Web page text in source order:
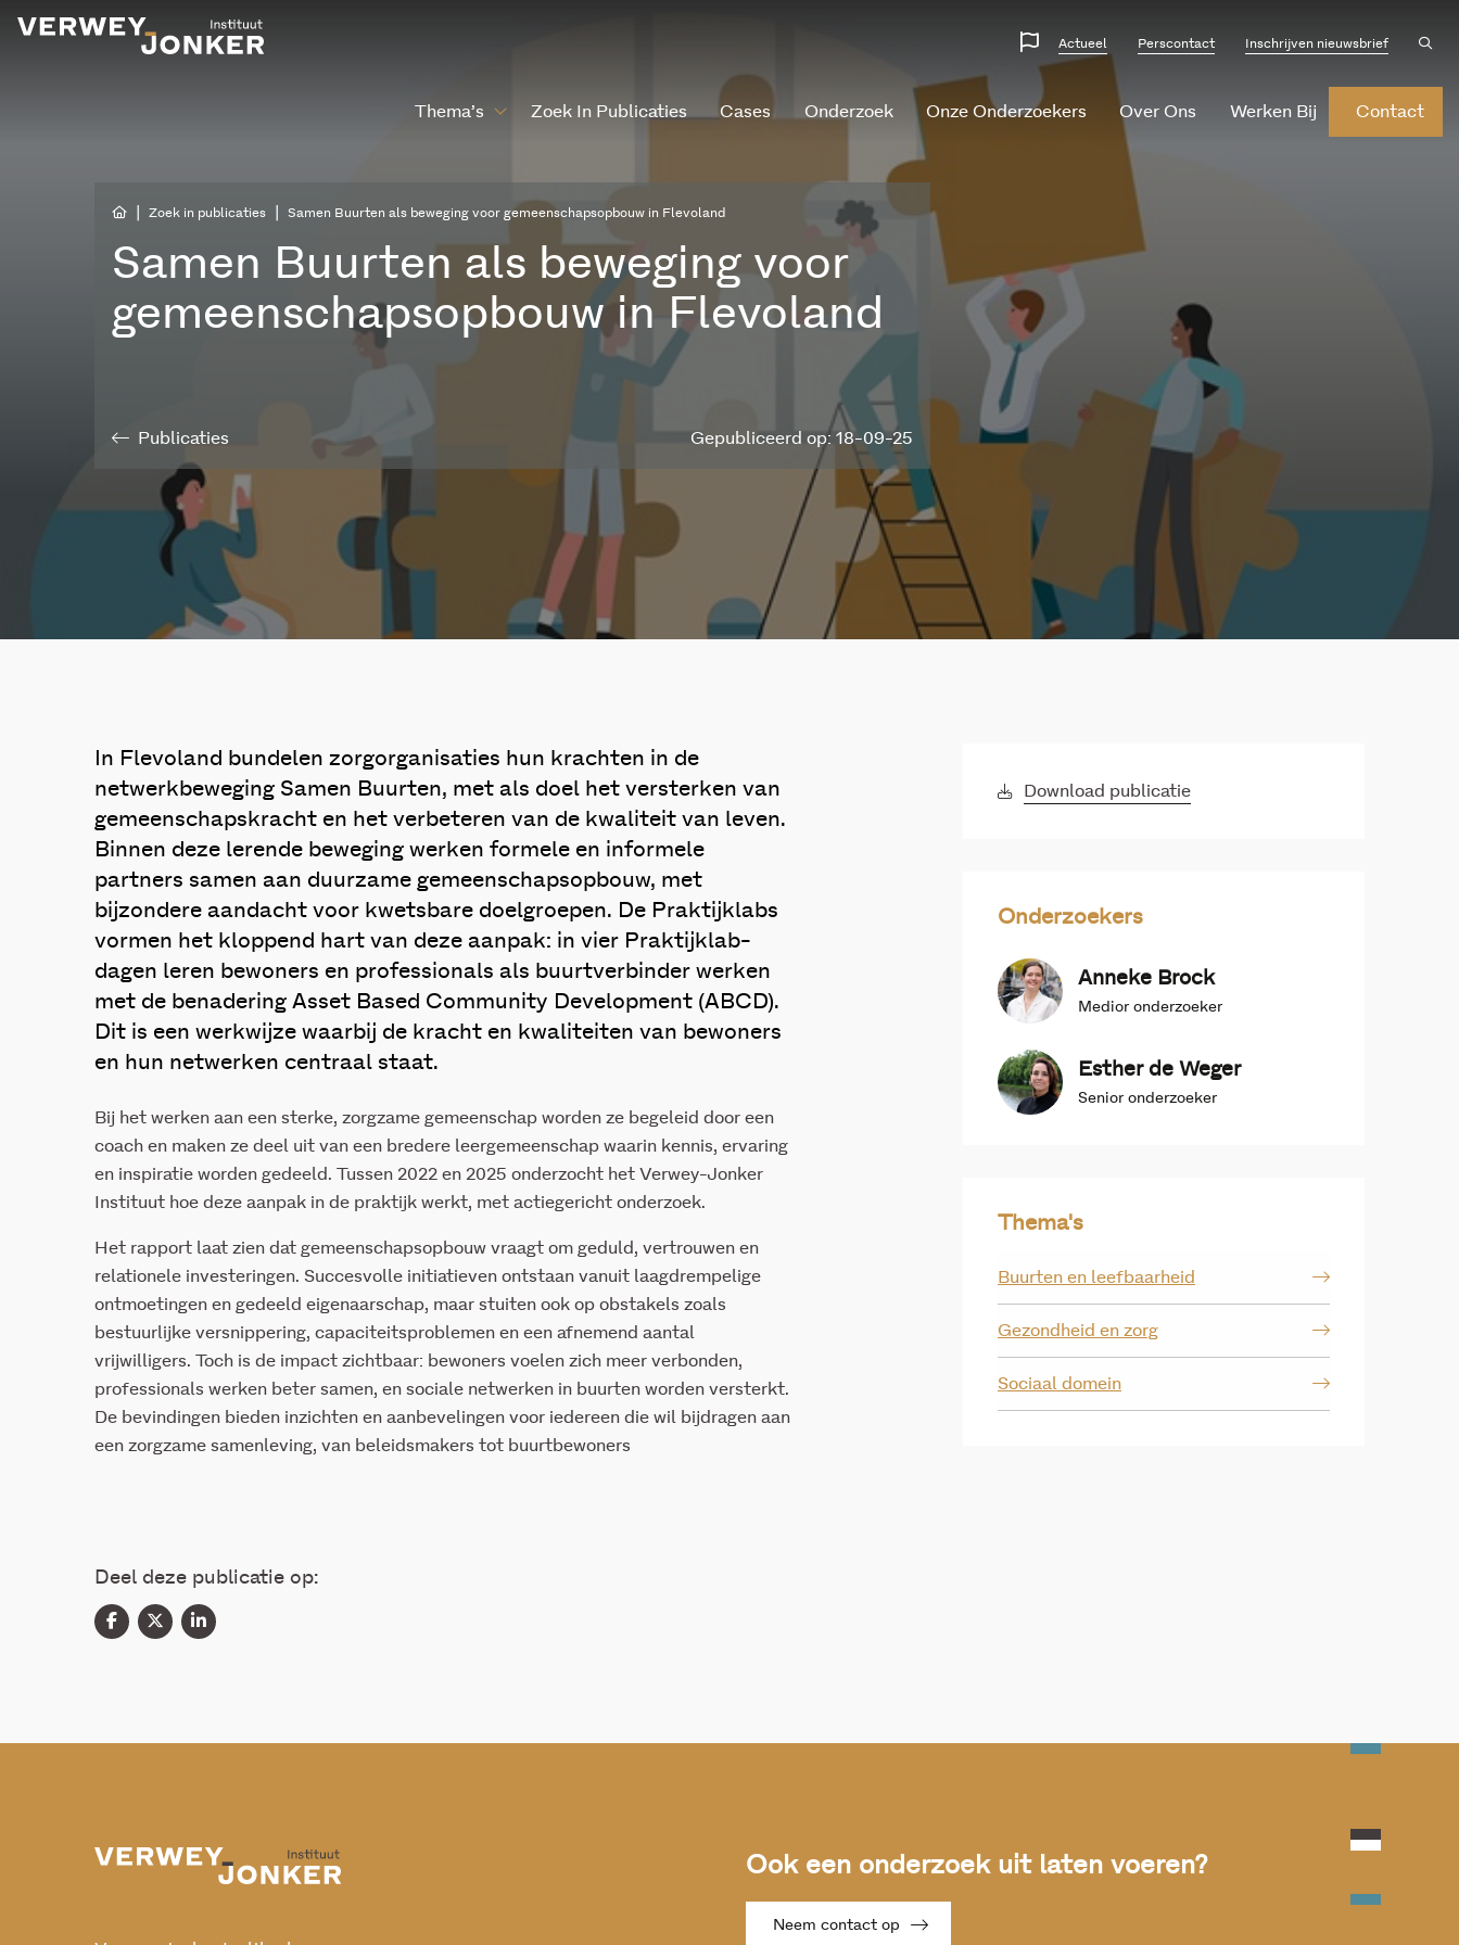
Website
talen
Actueel Perscontact Inschrijven nieuwsbrief
Thema’s Zoek In Publicaties Cases Onderzoek Onze Onderzoekers Over Ons Werken Bij Contact
Zoek in publicaties Samen Buurten als beweging voor gemeenschapsopbouw in Flevoland
Samen Buurten als beweging voor
gemeenschapsopbouw in Flevoland
Publicaties Gepubliceerd op: 18-09-25
In Flevoland bundelen zorgorganisaties hun krachten in de
netwerkbeweging Samen Buurten, met als doel het versterken van
gemeenschapskracht en het verbeteren van de kwaliteit van leven.
Binnen deze lerende beweging werken formele en informele
partners samen aan duurzame gemeenschapsopbouw, met
bijzondere aandacht voor kwetsbare doelgroepen. De Praktijklabs
vormen het kloppend hart van deze aanpak: in vier Praktijklab-
dagen leren bewoners en professionals als buurtverbinder werken
met de benadering Asset Based Community Development (ABCD).
Dit is een werkwijze waarbij de kracht en kwaliteiten van bewoners
en hun netwerken centraal staat.
Bij het werken aan een sterke, zorgzame gemeenschap worden ze begeleid door een
coach en maken ze deel uit van een bredere leergemeenschap waarin kennis, ervaring
en inspiratie worden gedeeld. Tussen 2022 en 2025 onderzocht het Verwey-Jonker
Instituut hoe deze aanpak in de praktijk werkt, met actiegericht onderzoek.
Het rapport laat zien dat gemeenschapsopbouw vraagt om geduld, vertrouwen en
relationele investeringen. Succesvolle initiatieven ontstaan vanuit laagdrempelige
ontmoetingen en gedeeld eigenaarschap, maar stuiten ook op obstakels zoals
bestuurlijke versnippering, capaciteitsproblemen en een afnemend aantal
vrijwilligers. Toch is de impact zichtbaar: bewoners voelen zich meer verbonden,
professionals werken beter samen, en sociale netwerken in buurten worden versterkt.
De bevindingen bieden inzichten en aanbevelingen voor iedereen die wil bijdragen aan
een zorgzame samenleving, van beleidsmakers tot buurtbewoners
Download publicatie
Onderzoekers
Anneke Brock
Medior onderzoeker
Esther de Weger
Senior onderzoeker
Thema's
Buurten en leefbaarheid
Gezondheid en zorg
Sociaal domein
Deel deze publicatie op:
Ook een onderzoek uit laten voeren?
Neem contact op